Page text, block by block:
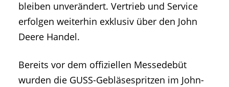
bleiben unverändert. Vertrieb und Service
erfolgen weiterhin exklusiv über den John
Deere Handel.
Bereits vor dem offiziellen Messedebüt
wurden die GUSS-Gebläsespritzen im John-